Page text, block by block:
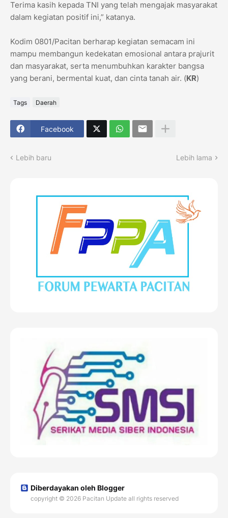
Terima kasih kepada TNI yang telah mengajak masyarakat
dalam kegiatan positif ini,” katanya.
Kodim 0801/Pacitan berharap kegiatan semacam ini
mampu membangun kedekatan emosional antara prajurit
dan masyarakat, serta menumbuhkan karakter bangsa
yang berani, bermental kuat, dan cinta tanah air. (KR)
Tags Daerah
Facebook
Lebih baru Lebih lama
Diberdayakan oleh Blogger
copyright © 2026 Pacitan Update all rights reserved